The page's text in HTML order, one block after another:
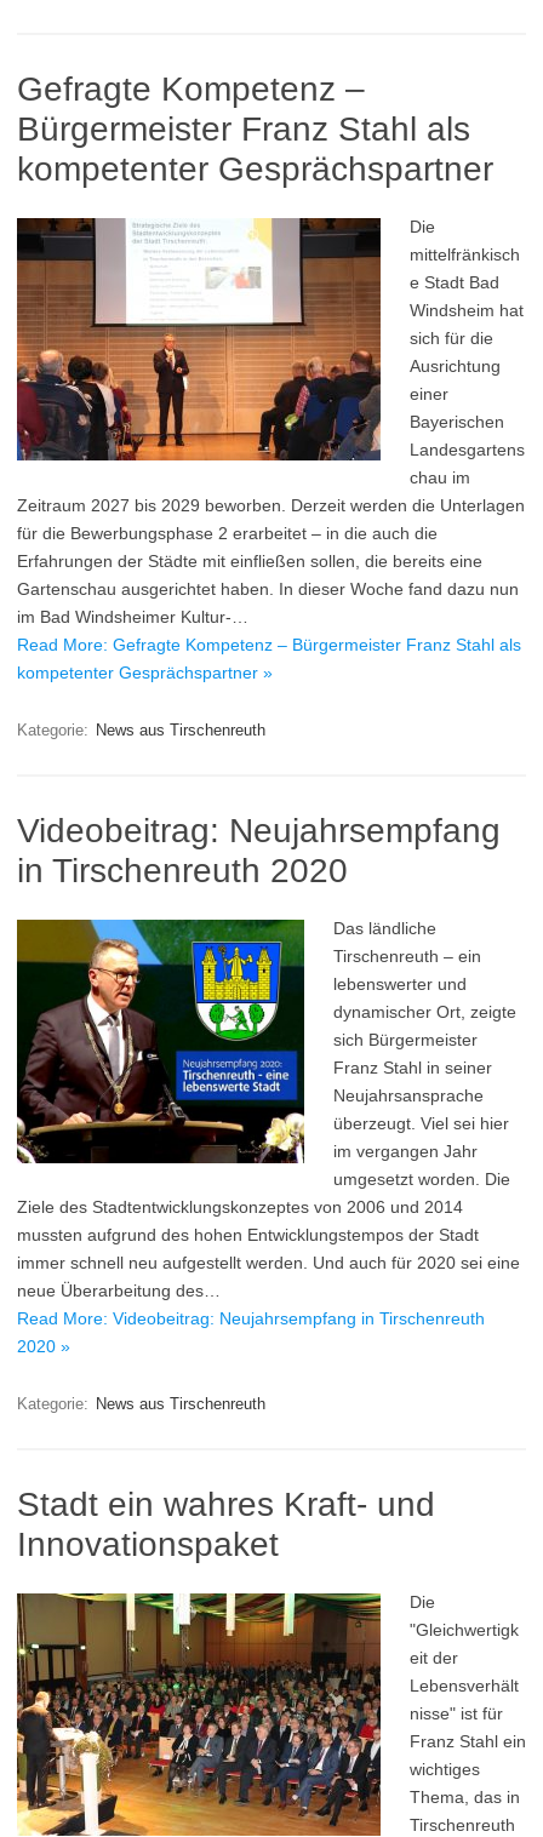
Gefragte Kompetenz –
Bürgermeister Franz Stahl als
kompetenter Gesprächspartner
Die
mittelfränkisch
e Stadt Bad
Windsheim hat
sich für die
Ausrichtung
einer
Bayerischen
Landesgartens
chau im
Zeitraum 2027 bis 2029 beworben. Derzeit werden die Unterlagen
für die Bewerbungsphase 2 erarbeitet – in die auch die
Erfahrungen der Städte mit einfließen sollen, die bereits eine
Gartenschau ausgerichtet haben. In dieser Woche fand dazu nun
im Bad Windsheimer Kultur-…
Read More: Gefragte Kompetenz – Bürgermeister Franz Stahl als
kompetenter Gesprächspartner »
Kategorie: News aus Tirschenreuth
Videobeitrag: Neujahrsempfang
in Tirschenreuth 2020
Das ländliche
Tirschenreuth – ein
lebenswerter und
dynamischer Ort, zeigte
sich Bürgermeister
Franz Stahl in seiner
Neujahrsansprache
überzeugt. Viel sei hier
im vergangen Jahr
umgesetzt worden. Die
Ziele des Stadtentwicklungskonzeptes von 2006 und 2014
mussten aufgrund des hohen Entwicklungstempos der Stadt
immer schnell neu aufgestellt werden. Und auch für 2020 sei eine
neue Überarbeitung des…
Read More: Videobeitrag: Neujahrsempfang in Tirschenreuth
2020 »
Kategorie: News aus Tirschenreuth
Stadt ein wahres Kraft- und
Innovationspaket
Die
"Gleichwertigk
eit der
Lebensverhält
nisse" ist für
Franz Stahl ein
wichtiges
Thema, das in
Tirschenreuth